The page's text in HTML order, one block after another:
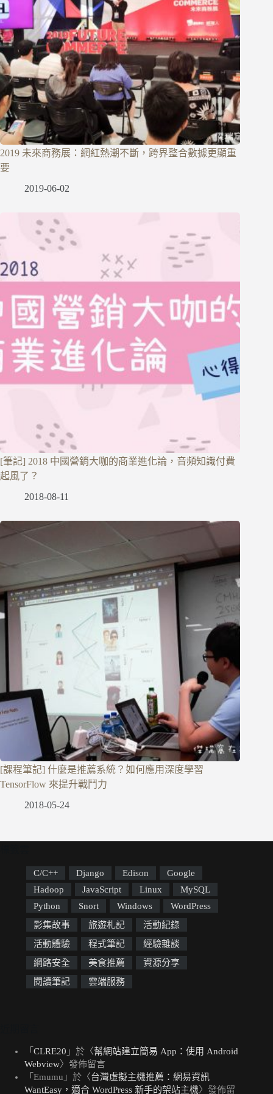
2019 未來商務展：網紅熱潮不斷，跨界整合數據更顯重
要
2019-06-02
[筆記] 2018 中國營銷大咖的商業進化論，音頻知識付費
起風了？
2018-08-11
[課程筆記] 什麼是推薦系統？如何應用深度學習
TensorFlow 來提升戰鬥力
2018-05-24
C/C++ Django Edison
Google
Hadoop
JavaScript Linux
MySQL
Python
Snort Windows
WordPress
影集故事
旅遊札記
活動紀錄
活動體驗
程式筆記
經驗雜談
網路安全
美食推薦
資源分享
閱讀筆記
雲端服務
「 CLRE20 」於〈幫網站建立簡易 App：使用 Android
Webview〉發佈留言
「 Emumu 」於〈台灣虛擬主機推薦：網易資訊
WantEasy，適合 WordPress 新手的架站主機〉發佈留